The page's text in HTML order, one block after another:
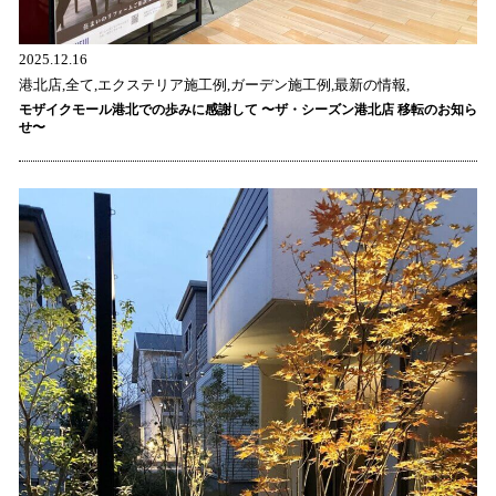
2025.12.16
港北店,全て,エクステリア施工例,ガーデン施工例,最新の情報,
モザイクモール港北での歩みに感謝して 〜ザ・シーズン港北店 移転のお知ら
せ〜